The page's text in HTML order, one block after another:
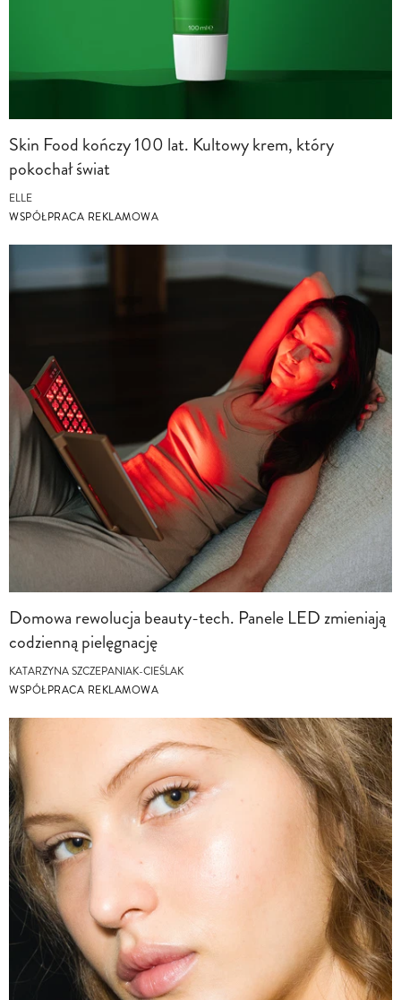
Skin Food kończy 100 lat. Kultowy krem, który
pokochał świat
ELLE
WSPÓŁPRACA REKLAMOWA
Domowa rewolucja beauty-tech. Panele LED zmieniają
codzienną pielęgnację
KATARZYNA SZCZEPANIAK-CIEŚLAK
WSPÓŁPRACA REKLAMOWA